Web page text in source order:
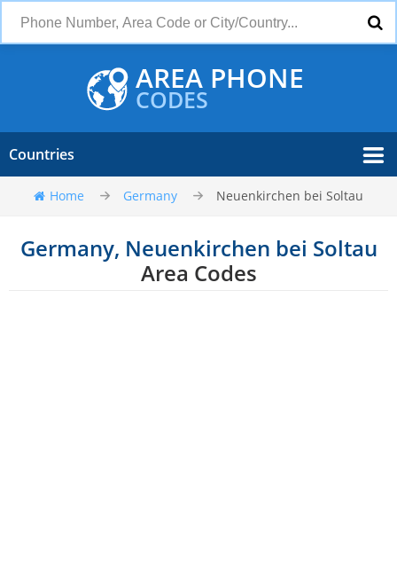
AREA PHONE
CODES
Countries
Home Germany Neuenkirchen bei Soltau
Germany, Neuenkirchen bei Soltau
Area Codes